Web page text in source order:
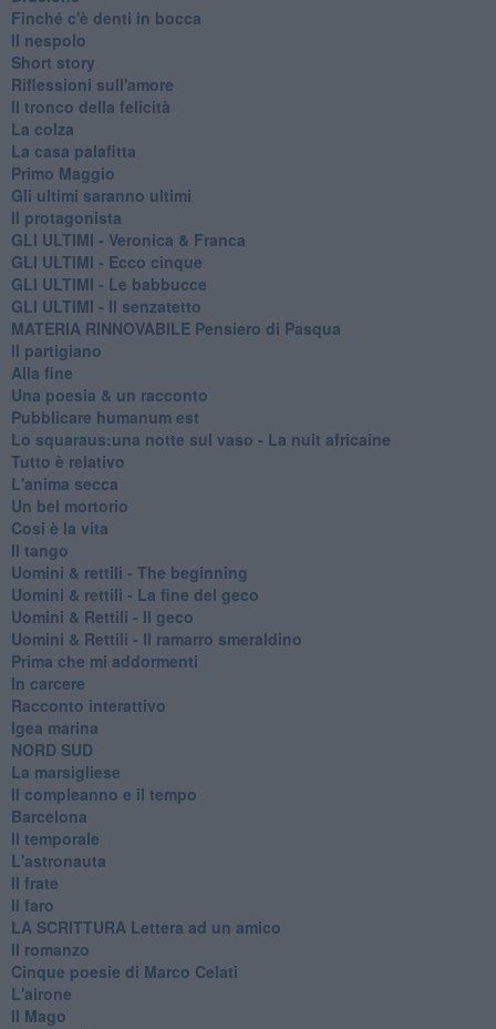
Finché c'è denti in bocca
Il nespolo
Short story
Riflessioni sull'amore
Il tronco della felicità
La colza
La casa palafitta
Primo Maggio
Gli ultimi saranno ultimi
Il protagonista
GLI ULTIMI - Veronica & Franca
GLI ULTIMI - Ecco cinque
GLI ULTIMI - Le babbucce
GLI ULTIMI - Il senzatetto
MATERIA RINNOVABILE Pensiero di Pasqua
Il partigiano
Alla fine
Una poesia & un racconto
Pubblicare humanum est
Lo squaraus:una notte sul vaso - La nuit africaine
Tutto è relativo
L'anima secca
Un bel mortorio
Cosi è la vita
Il tango
​Uomini & rettili - The beginning
​Uomini & rettili - La fine del geco
Uomini & Rettili - Il geco
Uomini & Rettili - Il ramarro smeraldino
Prima che mi addormenti
In carcere
Racconto interattivo
Igea marina
​NORD SUD
La marsigliese
Il compleanno e il tempo
Barcelona
Il temporale
L'astronauta
Il frate
Il faro
​LA SCRITTURA Lettera ad un amico
Il romanzo
Cinque poesie di Marco Celati
L'airone
Il Mago